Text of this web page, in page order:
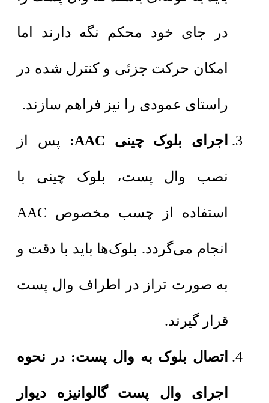
در جای خود محکم نگه دارند اما
امکان حرکت جزئی و کنترل شده در
راستای عمودی را نیز فراهم سازند.
اجرای بلوک چینی AAC: پس از
نصب وال پست، بلوک چینی با
استفاده از چسب مخصوص AAC
انجام می‌گردد. بلوک‌ها باید با دقت و
به صورت تراز در اطراف وال پست
قرار گیرند.
اتصال بلوک به وال پست: در نحوه
اجرای وال پست گالوانیزه دیوار